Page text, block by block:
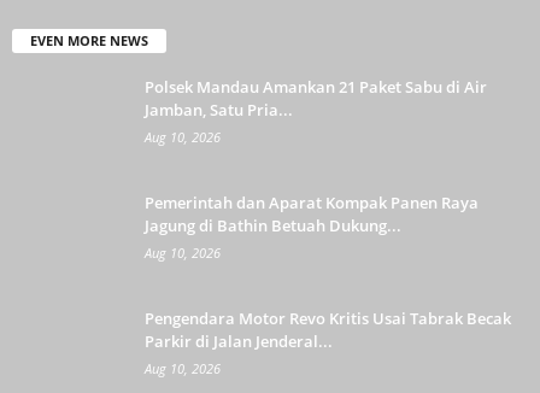
EVEN MORE NEWS
Polsek Mandau Amankan 21 Paket Sabu di Air
Jamban, Satu Pria...
Aug 10, 2026
Pemerintah dan Aparat Kompak Panen Raya
Jagung di Bathin Betuah Dukung...
Aug 10, 2026
Pengendara Motor Revo Kritis Usai Tabrak Becak
Parkir di Jalan Jenderal...
Aug 10, 2026